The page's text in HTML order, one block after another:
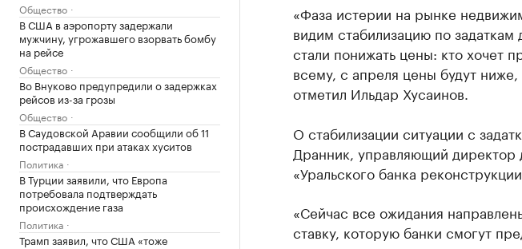
Общество
В США в аэропорту задержали
мужчину, угрожавшего взорвать бомбу
на рейсе
Общество
Во Внуково предупредили о задержках
рейсов из-за грозы
Общество
В Саудовской Аравии сообщили об 11
пострадавших при атаках хуситов
Политика
В Турции заявили, что Европа
потребовала подтверждать
происхождение газа
Политика
Трамп заявил, что США «тоже
«Фаза истерии на рынке
видим стабилизацию по
стали понижать цены: кто хочет
всему, с апреля цены будут
отметил Ильдар Хусаинов.
О стабилизации ситуации с
Дранник, управляющий директор
«Уральского банка
«Сейчас все ожидания
ставку, которую банки смогут